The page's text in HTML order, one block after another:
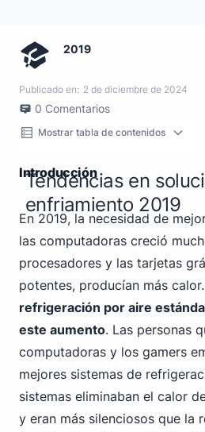
2019
Publicado en: 2 de diciembre de 2024
0 Comentarios
Mostrar tabla de contenidos
Introducción
Tendencias en
enfriamiento 2019
En 2019, la necesidad de
las computadoras creció
procesadores y las tarjetas
potentes, producían más calor.
refrigeración por aire
este aumento. Las personas
computadoras y los gamers
mejores sistemas de
sistemas eliminaban el calor
y eran más silenciosos que la